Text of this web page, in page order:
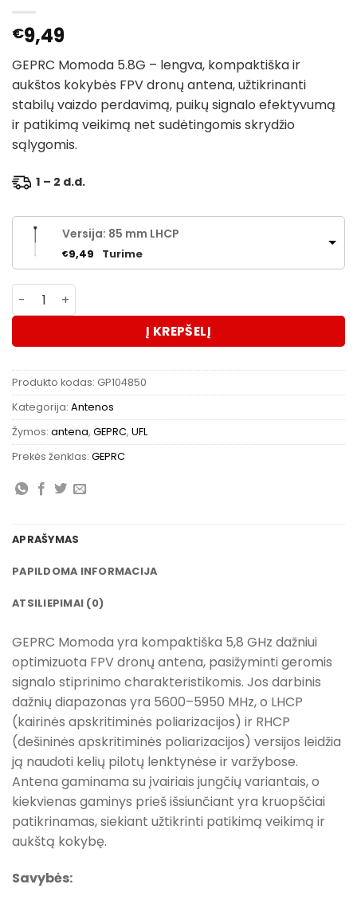
€9,49
GEPRC Momoda 5.8G – lengva, kompaktiška ir
aukštos kokybės FPV dronų antena, užtikrinanti
stabilų vaizdo perdavimą, puikų signalo efektyvumą
ir patikimą veikimą net sudėtingomis skrydžio
sąlygomis.
1 – 2 d.d.
Versija: 85 mm LHCP
€9,49 Turime
produkto kiekis: GEPRC Momoda UFL 5.8G Long Version
Į KREPŠELĮ
Produkto kodas: GP104850
Kategorija: Antenos
Žymos: antena, GEPRC, UFL
Prekės ženklas: GEPRC
APRAŠYMAS
PAPILDOMA INFORMACIJA
ATSILIEPIMAI (0)
GEPRC Momoda yra kompaktiška 5,8 GHz dažniui
optimizuota FPV dronų antena, pasižyminti geromis
signalo stiprinimo charakteristikomis. Jos darbinis
dažnių diapazonas yra 5600–5950 MHz, o LHCP
(kairinės apskritiminės poliarizacijos) ir RHCP
(dešininės apskritiminės poliarizacijos) versijos leidžia
ją naudoti kelių pilotų lenktynėse ir varžybose.
Antena gaminama su įvairiais jungčių variantais, o
kiekvienas gaminys prieš išsiunčiant yra kruopščiai
patikrinamas, siekiant užtikrinti patikimą veikimą ir
aukštą kokybę.
Savybės: